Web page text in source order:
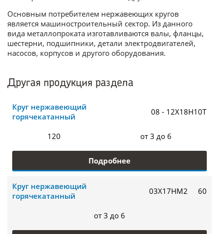
Основным потребителем нержавеющих кругов
является машиностроительный сектор. Из данного
вида металлопроката изготавливаются валы, фланцы,
шестерни, подшипники, детали электродвигателей,
насосов, корпусов и другого оборудования.
Другая продукция раздела
Круг нержавеющий
горячекатанный
08 - 12Х18Н10Т
120 от 3 до 6
Подробнее
Круг нержавеющий
горячекатанный
03Х17НМ2 60
от 3 до 6